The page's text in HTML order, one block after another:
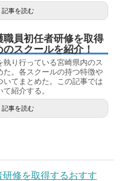
記事を読む
職員初任者研修を取得
スクールを紹介！
執り行っている宮崎県内のス
た。各スクールの持つ特徴や
いてまとめた。この記事では
紹介する。
記事を読む
修を取得するおすす